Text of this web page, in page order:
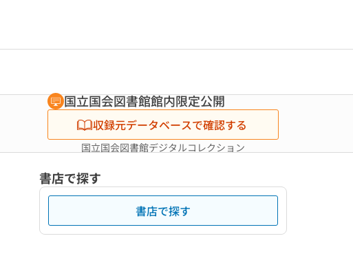
国立国会図書館館内限定公開
収録元データベースで確認する
国立国会図書館デジタルコレクション
書店で探す
書店で探す